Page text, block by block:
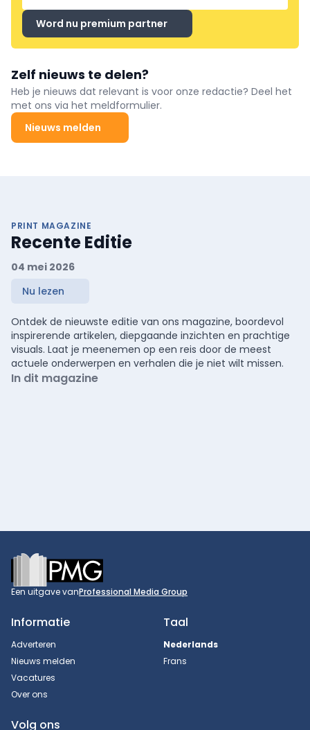
Word nu premium partner
Zelf nieuws te delen?
Heb je nieuws dat relevant is voor onze redactie? Deel het
met ons via het meldformulier.
Nieuws melden
PRINT MAGAZINE
Recente Editie
04 mei 2026
Nu lezen
Ontdek de nieuwste editie van ons magazine, boordevol
inspirerende artikelen, diepgaande inzichten en prachtige
visuals. Laat je meenemen op een reis door de meest
actuele onderwerpen en verhalen die je niet wilt missen.
In dit magazine
Footer
Een uitgave vanProfessional Media Group
Informatie
Adverteren
Nieuws melden
Vacatures
Over ons
Taal
Nederlands
Frans
Volg ons